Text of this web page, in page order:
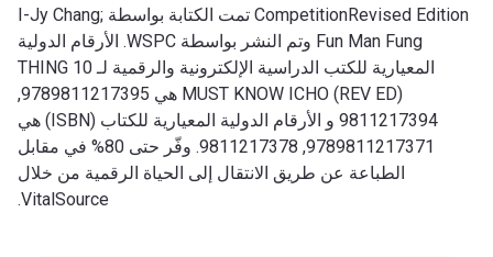
CompetitionRevised Edition تمت الكتابة بواسطة I-Jy Chang;
Fun Man Fung وتم النشر بواسطة WSPC. الأرقام الدولية
المعيارية للكتب الدراسية الإلكترونية والرقمية لـ 10 THING
MUST KNOW ICHO (REV ED) هي 9789811217395,
9811217394 و الأرقام الدولية المعيارية للكتاب (ISBN) هي
9789811217371, 9811217378. وفّر حتى 80% في مقابل
الطباعة عن طريق الانتقال إلى الحياة الرقمية من خلال
VitalSource.